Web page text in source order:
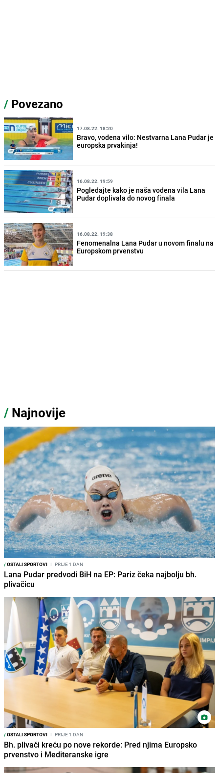
/ Povezano
17.08.22. 18:20
Bravo, vodena vilo: Nestvarna Lana Pudar je
europska prvakinja!
16.08.22. 19:59
Pogledajte kako je naša vodena vila Lana
Pudar doplivala do novog finala
16.08.22. 19:38
Fenomenalna Lana Pudar u novom finalu na
Europskom prvenstvu
/ Najnovije
/OSTALI SPORTOVI I PRIJE 1 DAN
Lana Pudar predvodi BiH na EP: Pariz čeka najbolju bh.
plivačicu
/OSTALI SPORTOVI I PRIJE 1 DAN
Bh. plivači kreću po nove rekorde: Pred njima Europsko
prvenstvo i Mediteranske igre